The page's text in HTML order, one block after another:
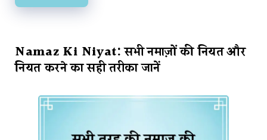
Namaz Ki Niyat: सभी नमाज़ों की नियत और
नियत करने का सही तरीका जानें